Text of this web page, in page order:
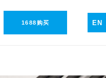
1688购买 EN